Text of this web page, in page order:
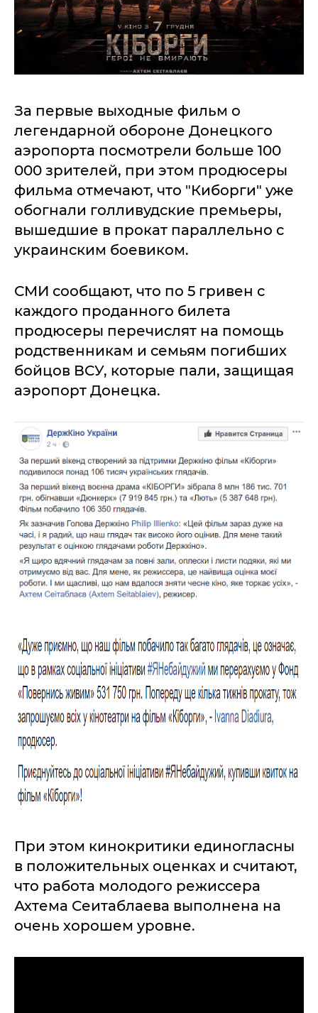
За первые выходные фильм о
легендарной обороне Донецкого
аэропорта посмотрели больше 100
000 зрителей, при этом продюсеры
фильма отмечают, что "Киборги" уже
обогнали голливудские премьеры,
вышедшие в прокат параллельно с
украинским боевиком.
СМИ сообщают, что по 5 гривен с
каждого проданного билета
продюсеры перечислят на помощь
родственникам и семьям погибших
бойцов ВСУ, которые пали, защищая
аэропорт Донецка.
При этом кинокритики единогласны
в положительных оценках и считают,
что работа молодого режиссера
Ахтема Сеитаблаева выполнена на
очень хорошем уровне.